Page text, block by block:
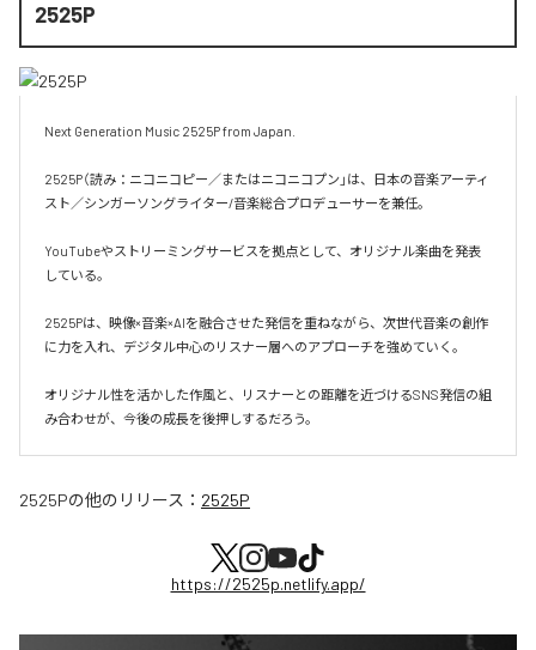
2525P
Next Generation Music 2525P from Japan.
2525P（読み：ニコニコピー／またはニコニコプン」は、日本の音楽アーティ
スト／シンガーソングライター/音楽総合プロデューサーを兼任。
YouTubeやストリーミングサービスを拠点として、オリジナル楽曲を発表
している。
2525Pは、映像×音楽×AIを融合させた発信を重ねながら、次世代音楽の創作
に力を入れ、デジタル中心のリスナー層へのアプローチを強めていく。
オリジナル性を活かした作風と、リスナーとの距離を近づけるSNS発信の組
み合わせが、今後の成長を後押しするだろう。
2525Pの他のリリース： 2525P
https://2525p.netlify.app/